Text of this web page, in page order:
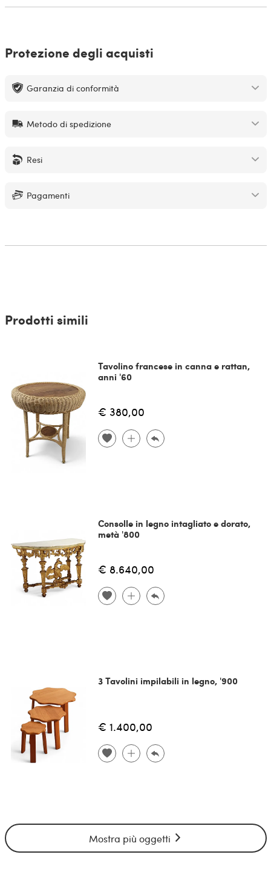
Protezione degli acquisti
Garanzia di conformità
Metodo di spedizione
Resi
Pagamenti
Prodotti simili
Tavolino francese in canna e rattan,
anni '60
€ 380,00
Consolle in legno intagliato e dorato,
metà '800
€ 8.640,00
3 Tavolini impilabili in legno, '900
€ 1.400,00
Mostra più oggetti